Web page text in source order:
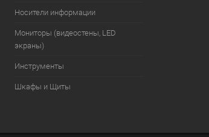
Носители информации
Мониторы (видеостены, LED
экраны)
Инструменты
Шкафы и Щиты